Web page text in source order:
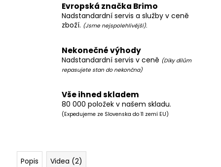
Evropská značka Brimo
Nadstandardní servis a služby v ceně
zboží. (Jsme nejspolehlivější).
Nekonečné výhody
Nadstandardní servis v ceně (Díky dílům
repasujete stan do nekončna)
Vše ihned skladem
80 000 položek v našem skladu.
(Expedujeme ze Slovenska do 11 zemí EU)
Popis Videa (2)